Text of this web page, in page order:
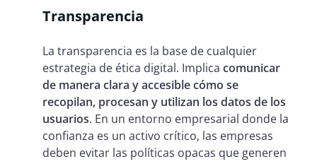
Transparencia
La transparencia es la base de cualquier
estrategia de ética digital. Implica comunicar
de manera clara y accesible cómo se
recopilan, procesan y utilizan los datos de los
usuarios. En un entorno empresarial donde la
confianza es un activo crítico, las empresas
deben evitar las políticas opacas que generen